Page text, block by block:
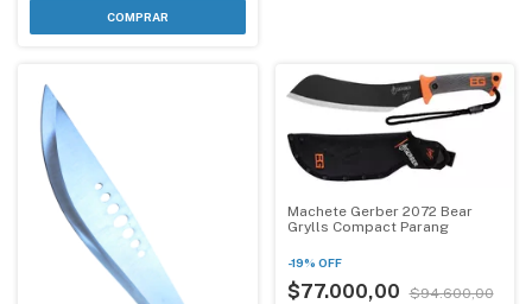
Machete Gerber 2072 Bear
Grylls Compact Parang
-19% OFF
$77.000,00
$94.600,00